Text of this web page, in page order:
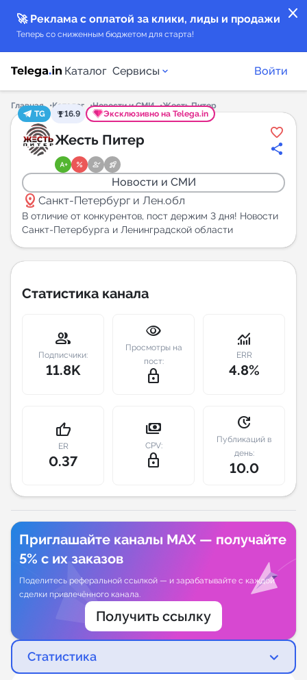
close
🚀 Реклама с оплатой за клики, лиды и продажи
Теперь со сниженным бюджетом для старта!
Каталог Сервисы
Каталог каналов
Каталог ботов
Горящие предложения
Индекс читаемости каналов в Telegram
New
New
Индивидуальное сопровождение
Аналитика Telegram
Войти
Главная Каталог Новости и СМИ
Жесть Питер
TG
16.9 Эксклюзивно на Telega.in
Жесть Питер
Новости и СМИ
distance Санкт-Петербург и Лен.обл
В отличие от конкурентов, пост держим 3 дня! Новости
Санкт-Петербурга и Ленинградской области
Статистика канала
group
Подписчики:
11.8K
visibility
Просмотры на
пост:
lock_outline
monitoring
ERR
4.8%
thumb_up
ER
0.37
payments
CPV:
lock_outline
update
Публикаций в
день:
10.0
Приглашайте каналы MAX — получайте
5% с их заказов
Поделитесь реферальной ссылкой — и зарабатывайте с каждой
сделки привлечённого канала.
Получить ссылку
Статистика